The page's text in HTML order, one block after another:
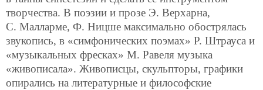
творчества. В поэзии и прозе Э. Верхарна,
С. Малларме, Ф. Ницше максимально обострялась
звукопись, в «симфонических поэмах» Р. Штрауса и
«музыкальных фресках» М. Равеля музыка
«живописала». Живописцы, скульпторы, графики
опирались на литературные и философские